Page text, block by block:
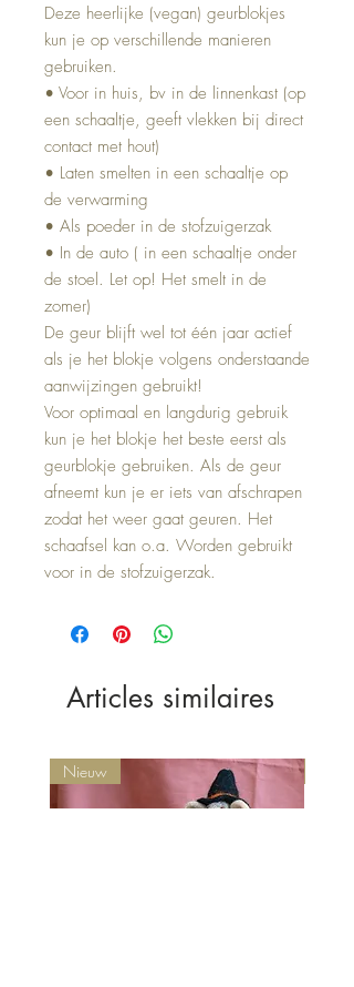
Deze heerlijke (vegan) geurblokjes
kun je op verschillende manieren
gebruiken.
• Voor in huis, bv in de linnenkast (op
een schaaltje, geeft vlekken bij direct
contact met hout)
• Laten smelten in een schaaltje op
de verwarming
• Als poeder in de stofzuigerzak
• In de auto ( in een schaaltje onder
de stoel. Let op! Het smelt in de
zomer)
De geur blijft wel tot één jaar actief
als je het blokje volgens onderstaande
aanwijzingen gebruikt!
Voor optimaal en langdurig gebruik
kun je het blokje het beste eerst als
geurblokje gebruiken. Als de geur
afneemt kun je er iets van afschrapen
zodat het weer gaat geuren. Het
schaafsel kan o.a. Worden gebruikt
voor in de stofzuigerzak.
Articles similaires
Nieuw